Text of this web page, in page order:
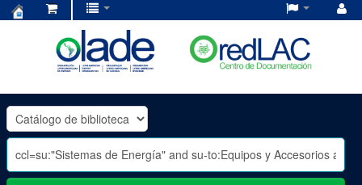
OLADE
-